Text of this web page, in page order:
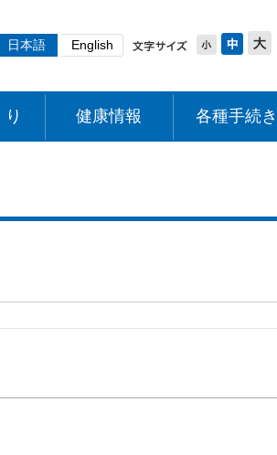
日本語 English
健康情報 各種手続き